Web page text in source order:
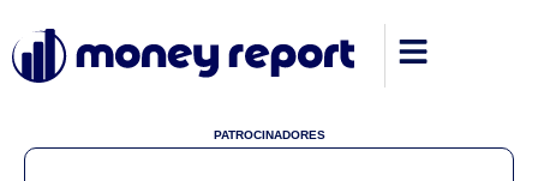
PATROCINADORES